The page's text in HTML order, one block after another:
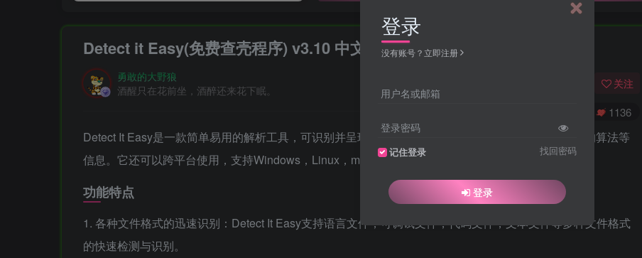
Detect it Easy(免费查壳程序) v3.10 中文绿色版
勇敢的大野狼
酒醒只在花前坐，酒醉还来花下眠。
关注
1136
Detect It Easy是一款简单易用的解析工具，可识别并呈现文件的文件格式，原始码，加密方式，使用的算法等
信息。它还可以跨平台使用，支持Windows，Linux，macOS操作系统。
功能特点
1. 各种文件格式的迅速识别：Detect It Easy支持语言文件，可调试文件，代码文件，文本文件等多种文件格式
的快速检测与识别。
登录
没有账号？立即注册
用户名或邮箱
登录密码
记住登录 找回密码
登录